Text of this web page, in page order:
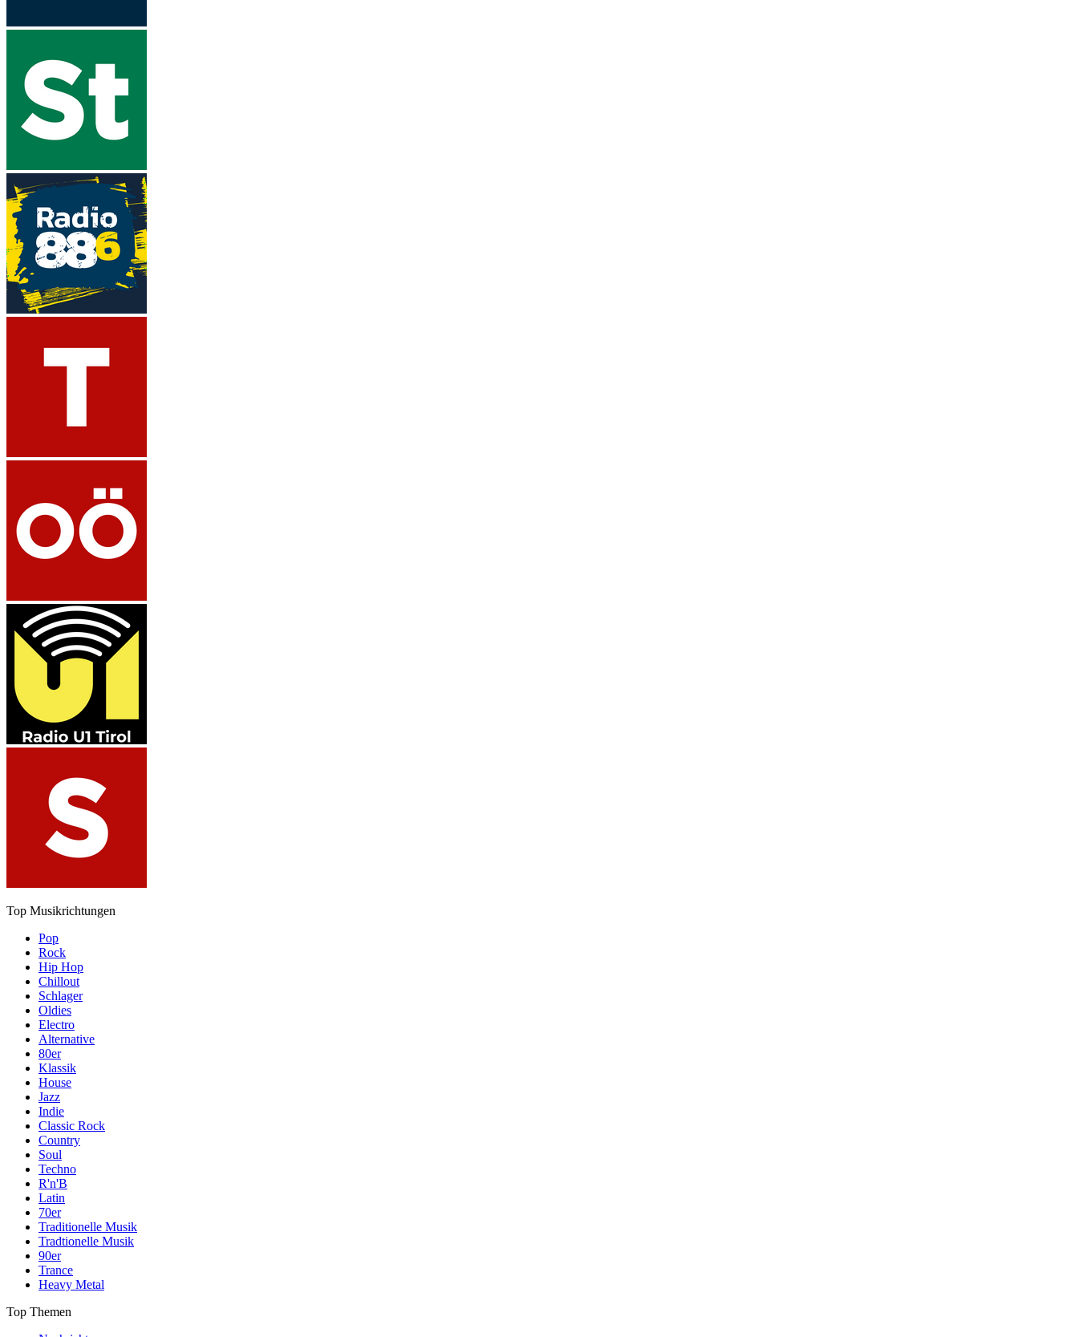
Top Musikrichtungen
Pop
Rock
Hip Hop
Chillout
Schlager
Oldies
Electro
Alternative
80er
Klassik
House
Jazz
Indie
Classic Rock
Country
Soul
Techno
R'n'B
Latin
70er
Traditionelle Musik
Tradtionelle Musik
90er
Trance
Heavy Metal
Top Themen